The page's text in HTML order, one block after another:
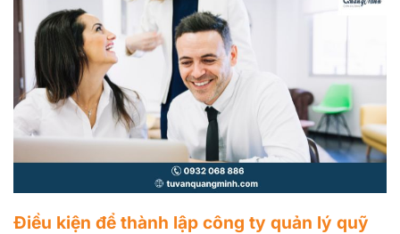
Điều kiện để thành lập công ty quản lý quỹ